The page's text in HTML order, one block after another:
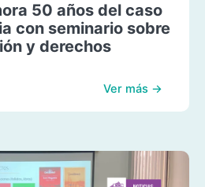
50 años del caso
con seminario sobre
y derechos
Ver más →